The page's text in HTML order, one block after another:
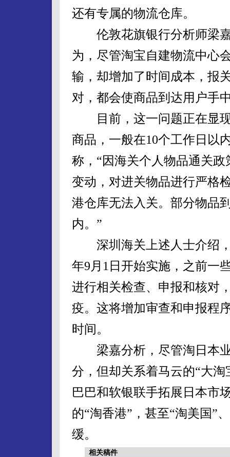
还有专属的物流仓库。
伦敦花旗银行分析师梁嘉
为，尽管淘宝自建物流中心
输，却增加了时间成本，报
对，都会使商品到达用户手
目前，这一问题正在显现
商品，一般在10个工作日以
称，“因海关个人物品通关
变动，对进关物品进行严格
港仓库无法入关。部分物品
内。”
深圳海关上述人士介绍，
年9月1日开始实施，之前一
进行相关检查、申报和核对
疫。这将增加审查和申报程
时间。
梁嘉分析，尽管淘日本业
分，但却关系着马云的“大
巴巴和软银联手拓展日本市
的“淘香港”，甚至“淘美国”
缓。
相关稿件